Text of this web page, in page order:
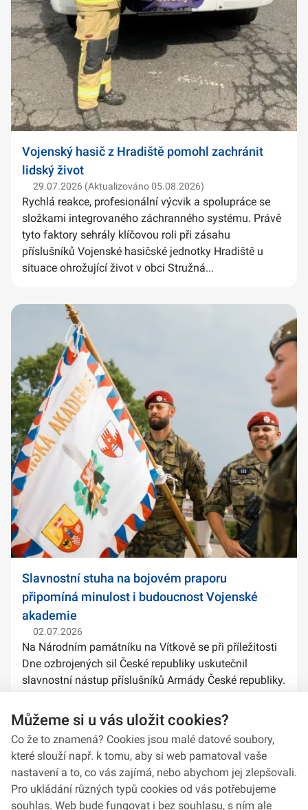
Vojenský hasič z Hradiště pomohl zachránit
lidský život
29.07.2026 (Aktualizováno 05.08.2026)
Rychlá reakce, profesionální výcvik a spolupráce se
složkami integrovaného záchranného systému. Právě
tyto faktory sehrály klíčovou roli při zásahu
příslušníků Vojenské hasičské jednotky Hradiště u
situace ohrožující život v obci Stružná...
Slavnostní stuha na bojovém praporu
připomíná minulost i budoucnost Vojenské
akademie
02.07.2026
Na Národním památníku na Vítkově se při příležitosti
Dne ozbrojených sil České republiky uskutečnil
slavnostní nástup příslušníků Armády České republiky.
stuh na bojové prapory vybranýc...
Můžeme si u vás uložit cookies?
Co že to znamená? Cookies jsou malé datové soubory,
které slouží např. k tomu, aby si web pamatoval vaše
nastavení a to, co vás zajímá, nebo abychom jej zlepšovali.
Pro ukládání různých typů cookies od vás potřebujeme
souhlas. Web bude fungovat i bez souhlasu, s ním ale